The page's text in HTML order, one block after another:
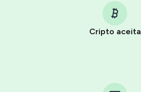
Cripto aceita